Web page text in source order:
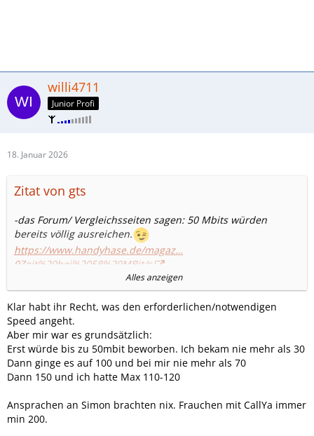
willi4711
Junior Profi
18. Januar 2026
Zitat von gts
-das Forum/ Vergleichsseiten sagen: 50 Mbits würden
bereits völlig ausreichen.
https://www.handyhase.de/magaz…
0Zeit%20bei%2058%20MBit/s
-Simonmobile aktuell: 150 Mbits durchgehend /unter
Discountern formell bereits am schnellsten.?!
-Fraenk:50 Mbits,/Aldi talk: bis 150 Mbits,je nach Tarif.
-die meisten Discounter wohl 50 Mbits?!
Alles anzeigen
Klar habt ihr Recht, was den erforderlichen/notwendigen
Speed angeht.
Aber mir war es grundsätzlich:
Erst würde bis zu 50mbit beworben. Ich bekam nie mehr als 30
Dann ginge es auf 100 und bei mir nie mehr als 70
Dann 150 und ich hatte Max 110-120
Ansprachen an Simon brachten nix. Frauchen mit CallYa immer
min 200.